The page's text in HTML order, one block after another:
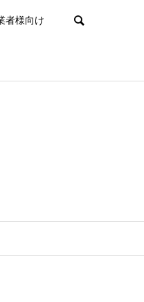
者様向け